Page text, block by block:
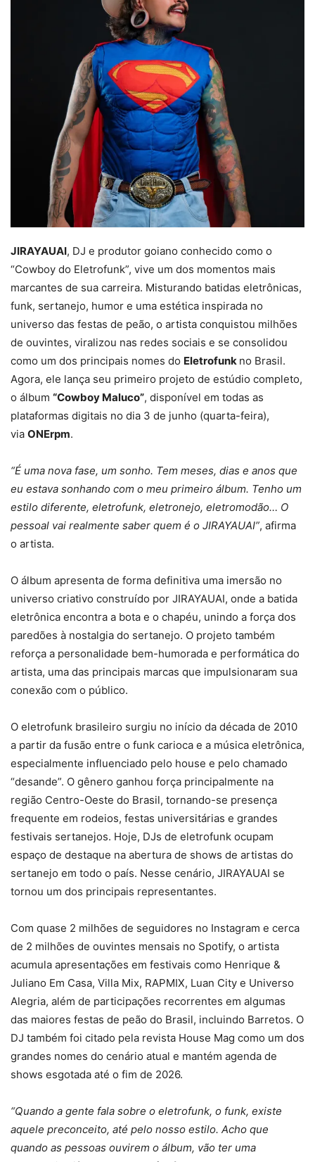
JIRAYAUAI, DJ e produtor goiano conhecido como o
“Cowboy do Eletrofunk”, vive um dos momentos mais
marcantes de sua carreira. Misturando batidas eletrônicas,
funk, sertanejo, humor e uma estética inspirada no
universo das festas de peão, o artista conquistou milhões
de ouvintes, viralizou nas redes sociais e se consolidou
como um dos principais nomes do Eletrofunk no Brasil.
Agora, ele lança seu primeiro projeto de estúdio completo,
o álbum “Cowboy Maluco”, disponível em todas as
plataformas digitais no dia 3 de junho (quarta-feira),
via ONErpm.
“É uma nova fase, um sonho. Tem meses, dias e anos que
eu estava sonhando com o meu primeiro álbum. Tenho um
estilo diferente, eletrofunk, eletronejo, eletromodão… O
pessoal vai realmente saber quem é o JIRAYAUAI”, afirma
o artista.
O álbum apresenta de forma definitiva uma imersão no
universo criativo construído por JIRAYAUAI, onde a batida
eletrônica encontra a bota e o chapéu, unindo a força dos
paredões à nostalgia do sertanejo. O projeto também
reforça a personalidade bem-humorada e performática do
artista, uma das principais marcas que impulsionaram sua
conexão com o público.
O eletrofunk brasileiro surgiu no início da década de 2010
a partir da fusão entre o funk carioca e a música eletrônica,
especialmente influenciado pelo house e pelo chamado
“desande”. O gênero ganhou força principalmente na
região Centro-Oeste do Brasil, tornando-se presença
frequente em rodeios, festas universitárias e grandes
festivais sertanejos. Hoje, DJs de eletrofunk ocupam
espaço de destaque na abertura de shows de artistas do
sertanejo em todo o país. Nesse cenário, JIRAYAUAI se
tornou um dos principais representantes.
Com quase 2 milhões de seguidores no Instagram e cerca
de 2 milhões de ouvintes mensais no Spotify, o artista
acumula apresentações em festivais como Henrique &
Juliano Em Casa, Villa Mix, RAPMIX, Luan City e Universo
Alegria, além de participações recorrentes em algumas
das maiores festas de peão do Brasil, incluindo Barretos. O
DJ também foi citado pela revista House Mag como um dos
grandes nomes do cenário atual e mantém agenda de
shows esgotada até o fim de 2026.
“Quando a gente fala sobre o eletrofunk, o funk, existe
aquele preconceito, até pelo nosso estilo. Acho que
quando as pessoas ouvirem o álbum, vão ter uma